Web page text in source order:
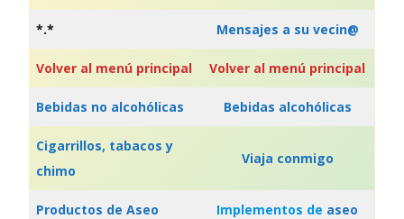
*.* Mensajes a su vecin@
Volver al menú principal Volver al menú principal
Bebidas no alcohólicas Bebidas alcohólicas
Cigarrillos, tabacos y
chimo
Viaja conmigo
Productos de Aseo
Implementos de aseo